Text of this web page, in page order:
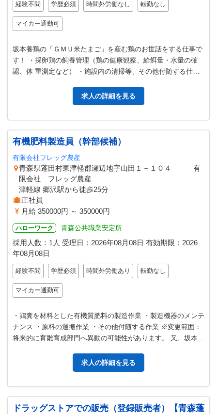
経験不問 学歴必須 時間外労働なし 転勤なし
マイカー通勤可
坂本養鶏の「ＧＭＵ米たまご」を産む鶏のお世話をする仕事で
す！ ・採卵鶏の飼養管理（鶏の健康観察、給餌量・水量の確
認、体 重測定など） ・施設内の清掃等、その他付随する仕事
求人の詳細を見る
有機肥料製造員（幹部候補）
有限会社フレッグ農産
青森県蓬田村東津軽郡瀬辺地字山田１－１０４ 有
限会社 フレッグ農産
津軽線 郷沢駅から徒歩25分
正社員
月給 350000円 ～ 350000円
ハローワーク 青森公共職業安定所
採用人数：1人 受理日： 2026年08月08日 有効期限： 2026
年08月08日
経験不問 学歴必須 時間外労働あり 転勤なし
マイカー通勤可
・鶏糞を材料とした有機質肥料の製造作業 ・製造機器のメンテ
ナンス ・原料の運搬作業 ・その他付随する作業 ※変更範囲：
将来的に育雛育成部門へ異動の可能性があります。 又、坂本養
求人の詳細を見る
ドラッグストアでの販売（登録販売者）【青森蓬